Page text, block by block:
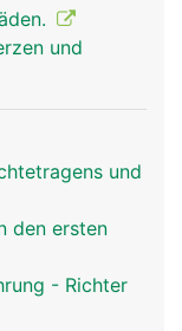
und
und
den ersten
- Richter